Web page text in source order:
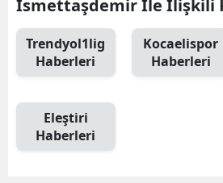
İsmettaşdemir İle İlişkili
Trendyol1lig
Haberleri
Kocaelispor
Haberleri
Eleştiri
Haberleri